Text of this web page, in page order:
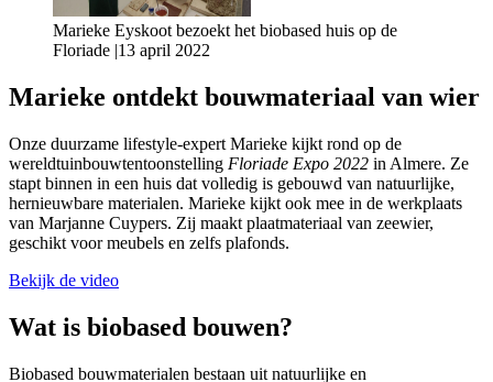
Marieke Eyskoot bezoekt het biobased huis op de
Floriade |13 april 2022
Marieke ontdekt bouwmateriaal van wier
Onze duurzame lifestyle-expert Marieke kijkt rond op de
wereldtuinbouwtentoonstelling Floriade Expo 2022 in Almere. Ze
stapt binnen in een huis dat volledig is gebouwd van natuurlijke,
hernieuwbare materialen. Marieke kijkt ook mee in de werkplaats
van Marjanne Cuypers. Zij maakt plaatmateriaal van zeewier,
geschikt voor meubels en zelfs plafonds.
Bekijk de video
Wat is biobased bouwen?
Biobased bouwmaterialen bestaan uit natuurlijke en